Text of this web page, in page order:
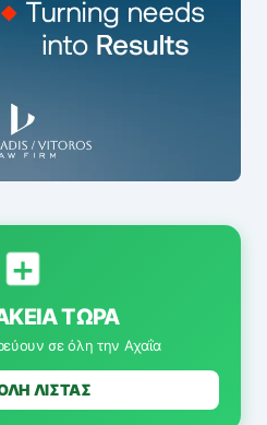
ΤΏΡΑ
σε όλη την Αχαΐα